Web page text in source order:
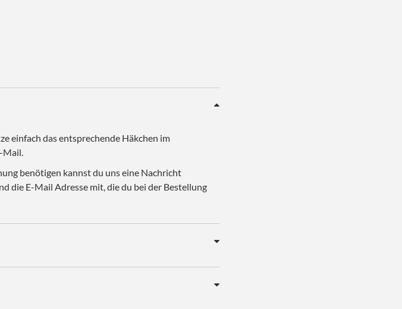
einfach das entsprechende Häkchen im
Mail.
benötigen kannst du uns eine Nachricht
die E-Mail Adresse mit, die du bei der Bestellung